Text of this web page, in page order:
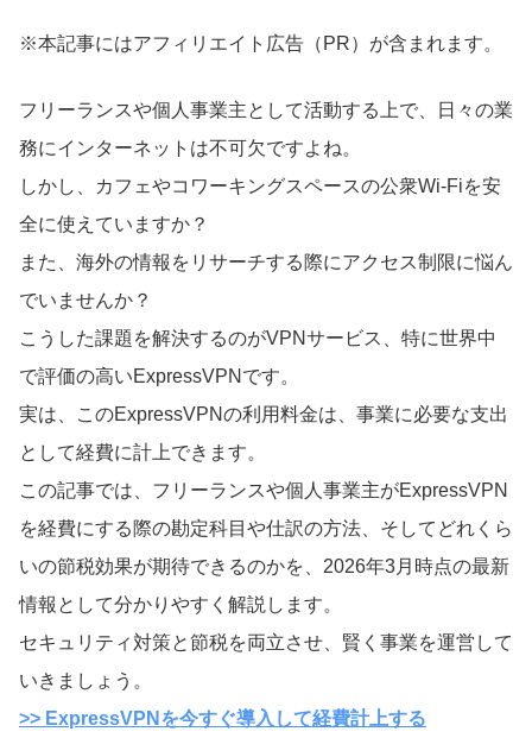
※本記事にはアフィリエイト広告（PR）が含まれます。
フリーランスや個人事業主として活動する上で、日々の業
務にインターネットは不可欠ですよね。
しかし、カフェやコワーキングスペースの公衆Wi-Fiを安
全に使えていますか？
また、海外の情報をリサーチする際にアクセス制限に悩ん
でいませんか？
こうした課題を解決するのがVPNサービス、特に世界中
で評価の高いExpressVPNです。
実は、このExpressVPNの利用料金は、事業に必要な支出
として経費に計上できます。
この記事では、フリーランスや個人事業主がExpressVPN
を経費にする際の勘定科目や仕訳の方法、そしてどれくら
いの節税効果が期待できるのかを、2026年3月時点の最新
情報として分かりやすく解説します。
セキュリティ対策と節税を両立させ、賢く事業を運営して
いきましょう。
>> ExpressVPNを今すぐ導入して経費計上する